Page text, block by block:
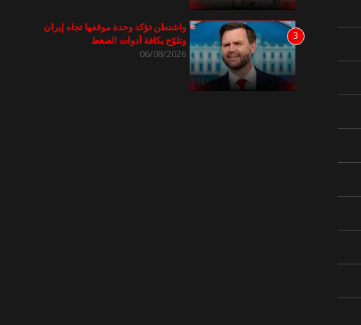
3
واشنطن تؤكد وحدة موقفها تجاه إيران
وتلوّح بكافة أدوات الضغط
06/08/2026